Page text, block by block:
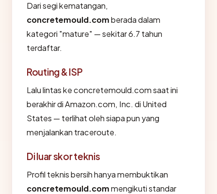
Dari segi kematangan,
concretemould.comberada dalam
kategori "mature" — sekitar 6.7 tahun
terdaftar.
Routing & ISP
Lalu lintas ke concretemould.com saat ini
berakhir di Amazon.com, Inc. di United
States — terlihat oleh siapa pun yang
menjalankan traceroute.
Di luar skor teknis
Profil teknis bersih hanya membuktikan
concretemould.commengikuti standar